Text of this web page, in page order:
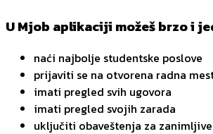
U Mjob aplikaciji možeš brzo i
naći najbolje studentske poslove
prijaviti se na otvorena radna
imati pregled svih ugovora
imati pregled svojih zarada
uključiti obaveštenja za